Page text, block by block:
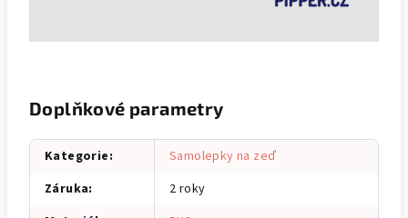
Doplňkové parametry
Kategorie:
Samolepky na zeď
Záruka:
2 roky